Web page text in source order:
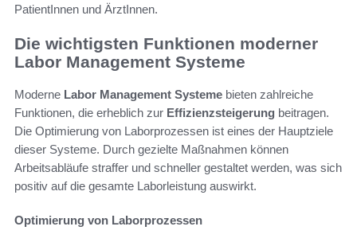
PatientInnen und ÄrztInnen.
Die wichtigsten Funktionen moderner
Labor Management Systeme
Moderne Labor Management Systeme bieten zahlreiche
Funktionen, die erheblich zur Effizienzsteigerung beitragen.
Die Optimierung von Laborprozessen ist eines der Hauptziele
dieser Systeme. Durch gezielte Maßnahmen können
Arbeitsabläufe straffer und schneller gestaltet werden, was sich
positiv auf die gesamte Laborleistung auswirkt.
Optimierung von Laborprozessen